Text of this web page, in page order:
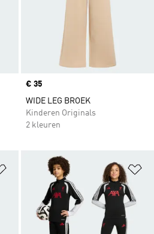
Price
€ 35
WIDE LEG BROEK
Kinderen Originals
2 kleuren
Op verlanglijst zetten